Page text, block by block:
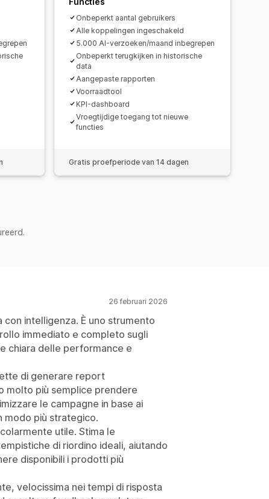
analyseOnbeperkt aantal gebruikers
Alle koppelingen ingeschakeld
5.000 AI-verzoeken/maand inbegrepen
Onbeperkt terugkijken in historische
data
Aangepaste rapporten
Voorraadtool
KPI-dashboard
Vroegtijdige toegang tot nieuwe
functies
Gratis proefperiode van 14 dagen
26 februari 2026
intelligenza. È uno strumento
immediato e completo sugli
chiara delle performance e
di generare report
molto più semplice prendere
le campagne in base ai
modo più strategico.
utile. Stima le
di riordino ideali, aiutando
disponibili i prodotti più
velocissima nei tempi di risposta